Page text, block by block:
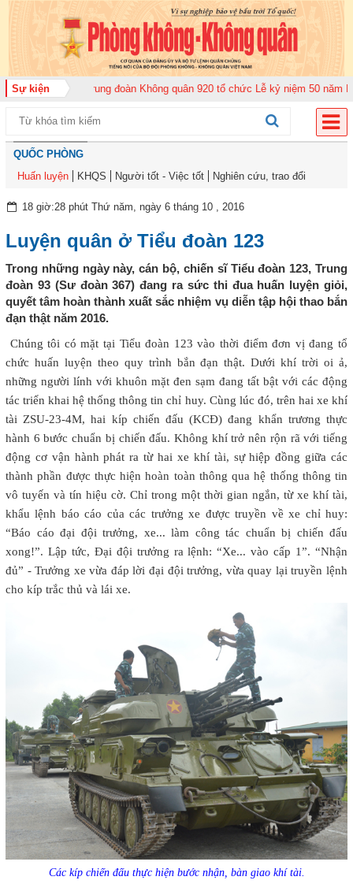
Sự kiện
2026 Trung đoàn Không quân 920 tổ chức Lễ kỷ niệm 50 năm Ngày
QUỐC PHÒNG
Huấn luyện
KHQS Người tốt - Việc tốt Nghiên cứu, trao đổi
18 giờ:28 phút Thứ năm, ngày 6 tháng 10 , 2016
Luyện quân ở Tiểu đoàn 123
Trong những ngày này, cán bộ, chiến sĩ Tiểu đoàn 123, Trung
đoàn 93 (Sư đoàn 367) đang ra sức thi đua huấn luyện giỏi,
quyết tâm hoàn thành xuất sắc nhiệm vụ diễn tập hội thao bắn
đạn thật năm 2016.
Chúng tôi có mặt tại Tiểu đoàn 123 vào thời điểm đơn vị đang tổ
chức huấn luyện theo quy trình bắn đạn thật. Dưới khí trời oi ả,
những người lính với khuôn mặt đen sạm đang tất bật với các động
tác triển khai hệ thống thông tin chỉ huy. Cùng lúc đó, trên hai xe khí
tài ZSU-23-4M, hai kíp chiến đấu (KCĐ) đang khẩn trương thực
hành 6 bước chuẩn bị chiến đấu. Không khí trở nên rộn rã với tiếng
động cơ vận hành phát ra từ hai xe khí tài, sự hiệp đồng giữa các
thành phần được thực hiện hoàn toàn thông qua hệ thống thông tin
vô tuyến và tín hiệu cờ. Chỉ trong một thời gian ngắn, từ xe khí tài,
khẩu lệnh báo cáo của các trưởng xe được truyền về xe chỉ huy:
“Báo cáo đại đội trưởng, xe... làm công tác chuẩn bị chiến đấu
xong!”. Lập tức, Đại đội trưởng ra lệnh: “Xe... vào cấp 1”. “Nhận
đủ” - Trưởng xe vừa đáp lời đại đội trưởng, vừa quay lại truyền lệnh
cho kíp trắc thủ và lái xe.
Các kíp chiến đấu thực hiện bước nhận, bàn giao khí tài.